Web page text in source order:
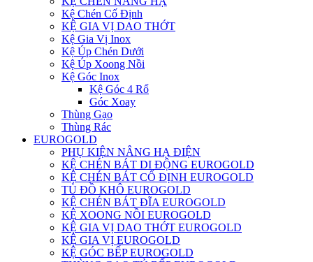
Kệ Chén Cố Định
KỆ GIA VỊ DAO THỚT
Kệ Gia Vị Inox
Kệ Úp Chén Dưới
Kệ Úp Xoong Nồi
Kệ Góc Inox
Kệ Góc 4 Rổ
Góc Xoay
Thùng Gạo
Thùng Rác
EUROGOLD
PHỤ KIỆN NÂNG HẠ ĐIỆN
KỆ CHÉN BÁT DI ĐỘNG EUROGOLD
KỆ CHÉN BÁT CỐ ĐỊNH EUROGOLD
TỦ ĐỒ KHÔ EUROGOLD
KỆ CHÉN BÁT ĐĨA EUROGOLD
KỆ XOONG NỒI EUROGOLD
KỆ GIA VỊ DAO THỚT EUROGOLD
KỆ GIA VỊ EUROGOLD
KỆ GÓC BẾP EUROGOLD